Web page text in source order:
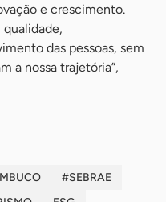
e crescimento.
das pessoas, sem
a nossa trajetória”,
#SEBRAE